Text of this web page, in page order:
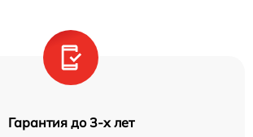
Гарантия до 3-х лет